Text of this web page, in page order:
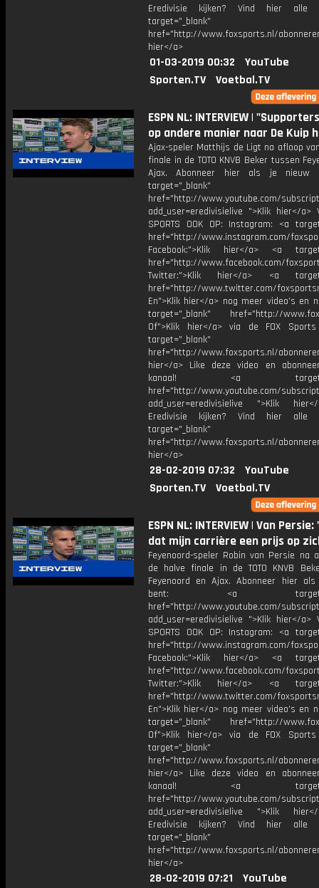
Eredivisie kijken? Vind hier alle
target="_blank"
href="http://www.foxsports.nl/
hier</a>
01-03-2019 00:32
YouTube
Sporten.TV
Voetbal.TV
ESPN NL: INTERVIEW |
op andere manier naar De Kuip
Ajax-speler Matthijs de Ligt na afloop
finale in de TOTO KNVB Beker tussen
Ajax. Abonneer hier als je nieuw
target="_blank"
href="http://www.youtube.com/
add_user=eredivisielive ">Klik hier</a>
SPORTS OOK OP: Instagram: <a
href="http://www.instagram.com/
Facebook:">Klik hier</a> <a
href="http://www.facebook.com/
Twitter:">Klik hier</a> <a
href="http://www.twitter.com/
En">Klik hier</a> nog meer video’s en
target="_blank" href="http://
Of">Klik hier</a> via de FOX
target="_blank"
href="http://www.foxsports.nl/
hier</a> Like deze video en
kanaal! <a
href="http://www.youtube.com/
add_user=eredivisielive ">Klik
Eredivisie kijken? Vind hier alle
target="_blank"
href="http://www.foxsports.nl/
hier</a>
28-02-2019 07:32
YouTube
Sporten.TV
Voetbal.TV
ESPN NL: INTERVIEW | Van
dat mijn carrière een prijs op
Feyenoord-speler Robin van Persie na
de halve finale in de TOTO KNVB
Feyenoord en Ajax. Abonneer hier
bent: <a
href="http://www.youtube.com/
add_user=eredivisielive ">Klik hier</a>
SPORTS OOK OP: Instagram: <a
href="http://www.instagram.com/
Facebook:">Klik hier</a> <a
href="http://www.facebook.com/
Twitter:">Klik hier</a> <a
href="http://www.twitter.com/
En">Klik hier</a> nog meer video’s en
target="_blank" href="http://
Of">Klik hier</a> via de FOX
target="_blank"
href="http://www.foxsports.nl/
hier</a> Like deze video en
kanaal! <a
href="http://www.youtube.com/
add_user=eredivisielive ">Klik
Eredivisie kijken? Vind hier alle
target="_blank"
href="http://www.foxsports.nl/
hier</a>
28-02-2019 07:21
YouTube